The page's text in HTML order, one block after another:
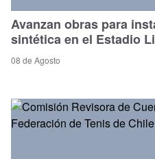
Avanzan obras para
sintética en el Estadio
08 de Agosto